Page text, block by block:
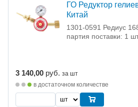
ГО Редуктор
Китай
1301-0591 Редиус
партия поставки: 1
3 140,00 руб. за шт
в достаточном количестве